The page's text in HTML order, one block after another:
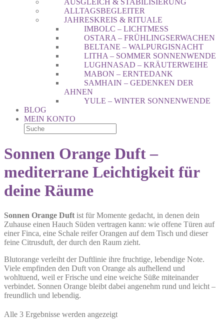
AUSGLEICH & STABILISIERUNG
ALLTAGSBEGLEITER
JAHRESKREIS & RITUALE
IMBOLC – LICHTMESS
OSTARA – FRÜHLINGSERWACHEN
BELTANE – WALPURGISNACHT
LITHA – SOMMER SONNENWENDE
LUGHNASAD – KRÄUTERWEIHE
MABON – ERNTEDANK
SAMHAIN – GEDENKEN DER
AHNEN
YULE – WINTER SONNENWENDE
BLOG
MEIN KONTO
Sonnen Orange Duft –
mediterrane Leichtigkeit für
deine Räume
Sonnen Orange Duft ist für Momente gedacht, in denen dein
Zuhause einen Hauch Süden vertragen kann: wie offene Türen auf
einer Finca, eine Schale reifer Orangen auf dem Tisch und dieser
feine Citrusduft, der durch den Raum zieht.
Blutorange verleiht der Duftlinie ihre fruchtige, lebendige Note.
Viele empfinden den Duft von Orange als aufhellend und
wohltuend, weil er Frische und eine weiche Süße miteinander
verbindet. Sonnen Orange bleibt dabei angenehm rund und leicht –
freundlich und lebendig.
Alle 3 Ergebnisse werden angezeigt